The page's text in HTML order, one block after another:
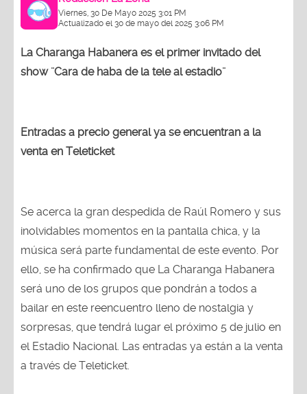
Viernes, 30 De Mayo 2025 3:01 PM
Actualizado el 30 de mayo del 2025 3:06 PM
La Charanga Habanera es el primer invitado del
show ¨Cara de haba de la tele al estadio¨
Entradas a precio general ya se encuentran a la
venta en Teleticket
Se acerca la gran despedida de Raúl Romero y sus
inolvidables momentos en la pantalla chica, y la
música será parte fundamental de este evento. Por
ello, se ha confirmado que La Charanga Habanera
será uno de los grupos que pondrán a todos a
bailar en este reencuentro lleno de nostalgia y
sorpresas, que tendrá lugar el próximo 5 de julio en
el Estadio Nacional. Las entradas ya están a la venta
a través de Teleticket.